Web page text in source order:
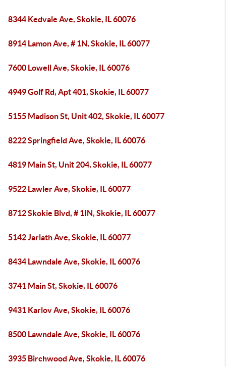
8344 Kedvale Ave, Skokie, IL 60076
8914 Lamon Ave, # 1N, Skokie, IL 60077
7600 Lowell Ave, Skokie, IL 60076
4949 Golf Rd, Apt 401, Skokie, IL 60077
5155 Madison St, Unit 402, Skokie, IL 60077
8222 Springfield Ave, Skokie, IL 60076
4819 Main St, Unit 204, Skokie, IL 60077
9522 Lawler Ave, Skokie, IL 60077
8712 Skokie Blvd, # 1IN, Skokie, IL 60077
5142 Jarlath Ave, Skokie, IL 60077
8434 Lawndale Ave, Skokie, IL 60076
3741 Main St, Skokie, IL 60076
9431 Karlov Ave, Skokie, IL 60076
8500 Lawndale Ave, Skokie, IL 60076
3935 Birchwood Ave, Skokie, IL 60076